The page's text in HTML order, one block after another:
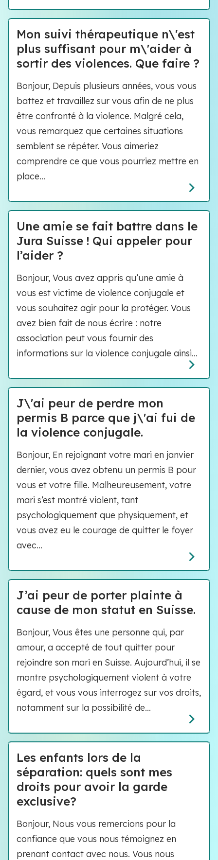
Mon suivi thérapeutique n\'est
plus suffisant pour m\'aider à
sortir des violences. Que faire ?
Bonjour, Depuis plusieurs années, vous vous
battez et travaillez sur vous afin de ne plus
être confronté à la violence. Malgré cela,
vous remarquez que certaines situations
semblent se répéter. Vous aimeriez
comprendre ce que vous pourriez mettre en
place...
Une amie se fait battre dans le
Jura Suisse ! Qui appeler pour
l’aider ?
Bonjour, Vous avez appris qu’une amie à
vous est victime de violence conjugale et
vous souhaitez agir pour la protéger. Vous
avez bien fait de nous écrire : notre
association peut vous fournir des
informations sur la violence conjugale ainsi...
J\'ai peur de perdre mon
permis B parce que j\'ai fui de
la violence conjugale.
Bonjour, En rejoignant votre mari en janvier
dernier, vous avez obtenu un permis B pour
vous et votre fille. Malheureusement, votre
mari s’est montré violent, tant
psychologiquement que physiquement, et
vous avez eu le courage de quitter le foyer
avec...
J’ai peur de porter plainte à
cause de mon statut en Suisse.
Bonjour, Vous êtes une personne qui, par
amour, a accepté de tout quitter pour
rejoindre son mari en Suisse. Aujourd’hui, il se
montre psychologiquement violent à votre
égard, et vous vous interrogez sur vos droits,
notamment sur la possibilité de...
Les enfants lors de la
séparation: quels sont mes
droits pour avoir la garde
exclusive?
Bonjour, Nous vous remercions pour la
confiance que vous nous témoignez en
prenant contact avec nous. Vous nous